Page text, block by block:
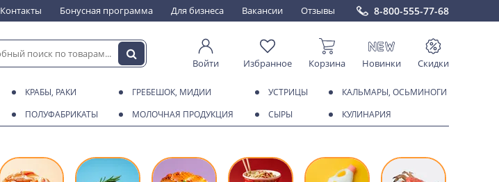
Контакты Бонусная программа Для бизнеса Вакансии Отзывы 8-800-555-77-68
Войти Избранное Корзина Новинки Скидки
КРАБЫ, РАКИ ГРЕБЕШОК, МИДИИ УСТРИЦЫ
КАЛЬМАРЫ, ОСЬМИНОГИ
ПОЛУФАБРИКАТЫ МОЛОЧНАЯ ПРОДУКЦИЯ СЫРЫ КУЛИНАРИЯ